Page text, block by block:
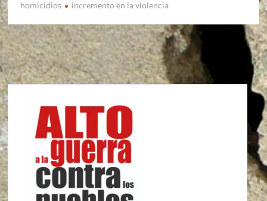
homicidios incremento en la violencia